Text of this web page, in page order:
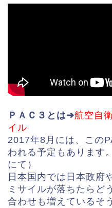
ＰＡＣ３とは➔航空自
イル
2017年8月には、この
われる予定もあります
にて）
日本国内では日本政府
ミサイルが落ちたらど
合わせも増えているそ